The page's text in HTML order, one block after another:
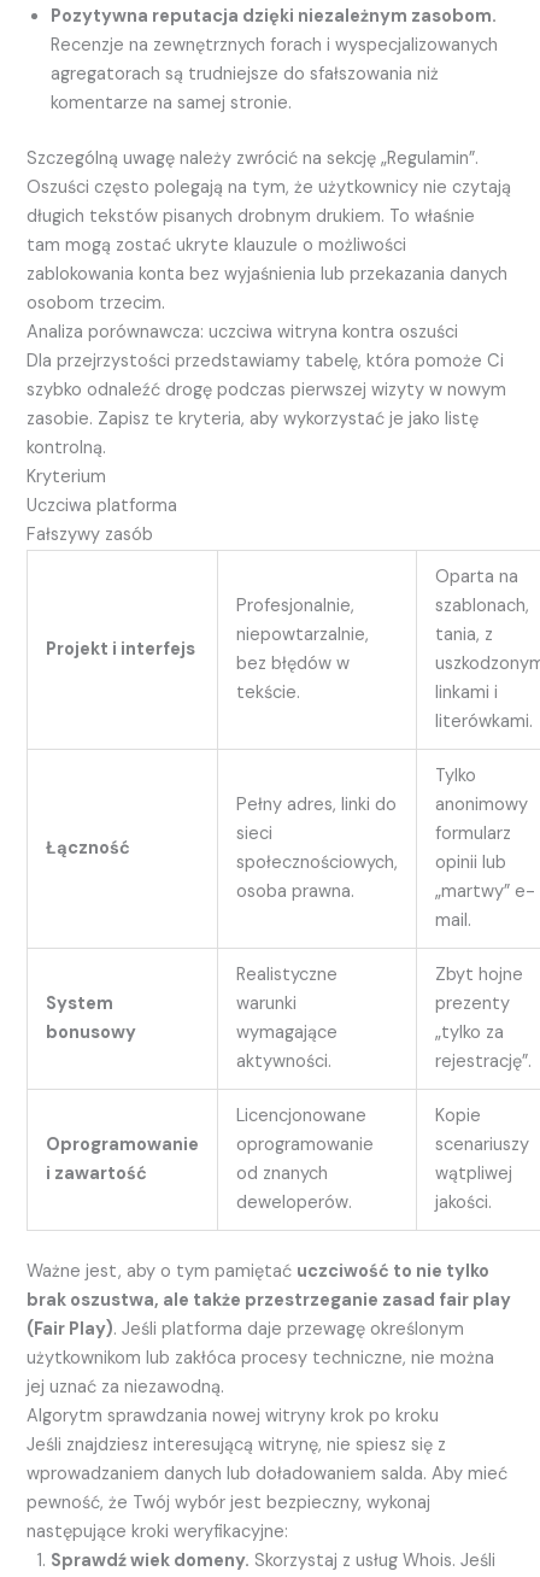
Pozytywna reputacja dzięki niezależnym zasobom.
Recenzje na zewnętrznych forach i wyspecjalizowanych
agregatorach są trudniejsze do sfałszowania niż
komentarze na samej stronie.
Szczególną uwagę należy zwrócić na sekcję „Regulamin”.
Oszuści często polegają na tym, że użytkownicy nie czytają
długich tekstów pisanych drobnym drukiem. To właśnie
tam mogą zostać ukryte klauzule o możliwości
zablokowania konta bez wyjaśnienia lub przekazania danych
osobom trzecim.
Analiza porównawcza: uczciwa witryna kontra oszuści
Dla przejrzystości przedstawiamy tabelę, która pomoże Ci
szybko odnaleźć drogę podczas pierwszej wizyty w nowym
zasobie. Zapisz te kryteria, aby wykorzystać je jako listę
kontrolną.
Kryterium
Uczciwa platforma
Fałszywy zasób
Projekt i interfejs
Profesjonalnie,
niepowtarzalnie,
bez błędów w
tekście.
Oparta na
szablonach,
tania, z
linkami i
literówkami.
Łączność
Pełny adres, linki do
sieci
społecznościowych,
osoba prawna.
Tylko
anonimowy
formularz
opinii lub
„martwy” e-
mail.
System
bonusowy
Realistyczne
warunki
wymagające
aktywności.
Zbyt hojne
prezenty
„tylko za
rejestrację”.
Oprogramowanie
i zawartość
Licencjonowane
oprogramowanie
od znanych
deweloperów.
Kopie
scenariuszy
wątpliwej
jakości.
Ważne jest, aby o tym pamiętać uczciwość to nie tylko
brak oszustwa, ale także przestrzeganie zasad fair play
(Fair Play). Jeśli platforma daje przewagę określonym
użytkownikom lub zakłóca procesy techniczne, nie można
jej uznać za niezawodną.
Algorytm sprawdzania nowej witryny krok po kroku
Jeśli znajdziesz interesującą witrynę, nie spiesz się z
wprowadzaniem danych lub doładowaniem salda. Aby mieć
pewność, że Twój wybór jest bezpieczny, wykonaj
następujące kroki weryfikacyjne:
Sprawdź wiek domeny. Skorzystaj z usług Whois. Jeśli